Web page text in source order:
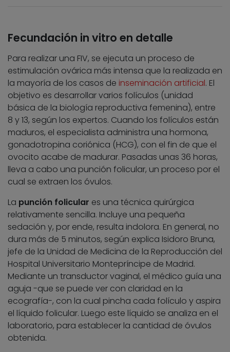
Fecundación in vitro en detalle
Para realizar una FIV, se ejecuta un proceso de
estimulación ovárica más intensa que la realizada en
la mayoría de los casos de inseminación artificial. El
objetivo es desarrollar varios folículos (unidad
básica de la biología reproductiva femenina), entre
8 y 13, según los expertos. Cuando los folículos están
maduros, el especialista administra una hormona,
gonadotropina coriónica (HCG), con el fin de que el
ovocito acabe de madurar. Pasadas unas 36 horas,
lleva a cabo una punción folicular, un proceso por el
cual se extraen los óvulos.
La punción folicular es una técnica quirúrgica
relativamente sencilla. Incluye una pequeña
sedación y, por ende, resulta indolora. En general, no
dura más de 5 minutos, según explica Isidoro Bruna,
jefe de la Unidad de Medicina de la Reproducción del
Hospital Universitario Montepríncipe de Madrid.
Mediante un transductor vaginal, el médico guía una
aguja -que se puede ver con claridad en la
ecografía-, con la cual pincha cada folículo y aspira
el líquido folicular. Luego este líquido se analiza en el
laboratorio, para establecer la cantidad de óvulos
obtenida.